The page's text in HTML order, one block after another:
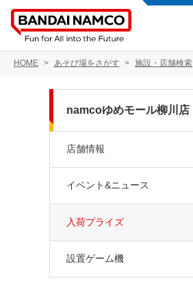
HOME あそび場をさがす 施設・店舗検索
namcoゆめモール柳川店
店舗情報
イベント&ニュース
入荷プライズ
設置ゲーム機